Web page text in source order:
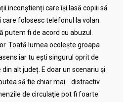
inconștienți care își lasă copiii să
folosesc telefonul la volan.
putem fi de acord cu abuzul.
Toată lumea ocolește groapa
iar tu ești singurul oprit de
alt județ. E doar un scenariu și
să fie chiar mai… distractiv.
de circulaţie pot fi foarte